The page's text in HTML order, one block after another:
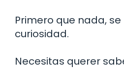
Primero que nada,
curiosidad.
Necesitas querer